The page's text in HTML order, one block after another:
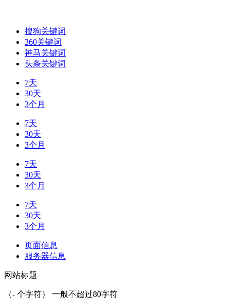
搜狗关键词
360关键词
神马关键词
头条关键词
7天
30天
3个月
7天
30天
3个月
7天
30天
3个月
7天
30天
3个月
页面信息
服务器信息
网站标题
（- 个字符） 一般不超过80字符